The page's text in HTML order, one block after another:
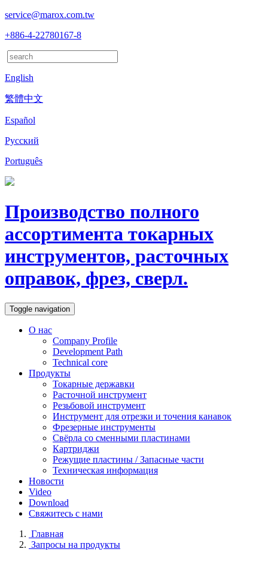
service@marox.com.tw
+886-4-22780167-8
English
繁體中文
Español
Русский
Português
Производство полного
ассортимента токарных
инструментов, расточных
оправок, фрез, сверл.
Toggle navigation
О нас
Company Profile
Development Path
Technical core
Продукты
Токарные державки
Расточной инструмент
Резьбовой инструмент
Инструмент для отрезки и точения канавок
Фрезерные инструменты
Свёрла со сменными пластинами
Картриджи
Режущие пластины / Запасные части
Техническая информация
Новости
Video
Download
Свяжитесь с нами
Главная
Запросы на продукты